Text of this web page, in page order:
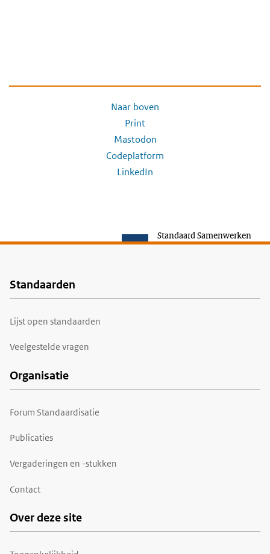
Naar boven
Print
Mastodon
Codeplatform
LinkedIn
Standaard Samenwerken
Voet
Standaarden
Lijst open standaarden
Veelgestelde vragen
Organisatie
Forum Standaardisatie
Publicaties
Vergaderingen en -stukken
Contact
Over deze site